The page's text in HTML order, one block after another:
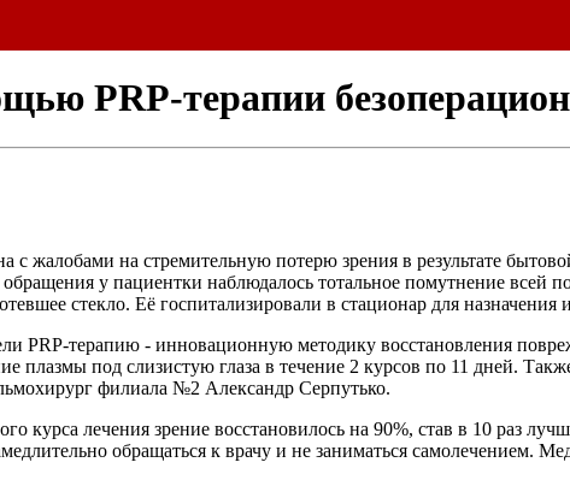
PRP-терапии
жалобами на стремительную потерю зрения в результате
у пациентки наблюдалось тотальное помутнение всей
стекло. Её госпитализировали в стационар для
PRP-терапию - инновационную методику восстановления
плазмы под слизистую глаза в течение 2 курсов по 11 дней.
филиала №2 Александр Серпутько.
курса лечения зрение восстановилось на 90%, став в 10 раз
обращаться к врачу и не заниматься самолечением.